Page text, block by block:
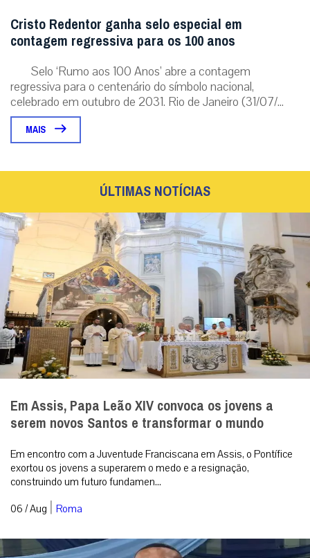
Cristo Redentor ganha selo especial em
contagem regressiva para os 100 anos
Selo ‘Rumo aos 100 Anos’ abre a contagem
regressiva para o centenário do símbolo nacional,
celebrado em outubro de 2031. Rio de Janeiro (31/07/...
MAIS
ÚLTIMAS NOTÍCIAS
Em Assis, Papa Leão XIV convoca os jovens a
serem novos Santos e transformar o mundo
Em encontro com a Juventude Franciscana em Assis, o Pontífice
exortou os jovens a superarem o medo e a resignação,
construindo um futuro fundamen...
06 / Aug | Roma